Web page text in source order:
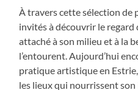
À travers cette sélection de
invités à découvrir le
attaché à son milieu et à la
l’entourent. Aujourd’hui
pratique artistique en
les lieux qui nourrissent son